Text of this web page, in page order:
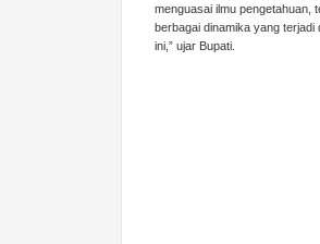
menguasai ilmu pengetahuan,
berbagai dinamika yang
ini,” ujar Bupati.